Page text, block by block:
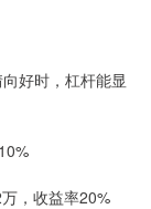
好时，杠杆能显
，收益率20%